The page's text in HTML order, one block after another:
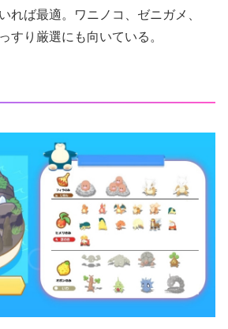
れば最適。ワニノコ、ゼニガメ、
すり厳選にも向いている。